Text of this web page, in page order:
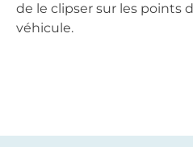
de le clipser sur les points
véhicule.